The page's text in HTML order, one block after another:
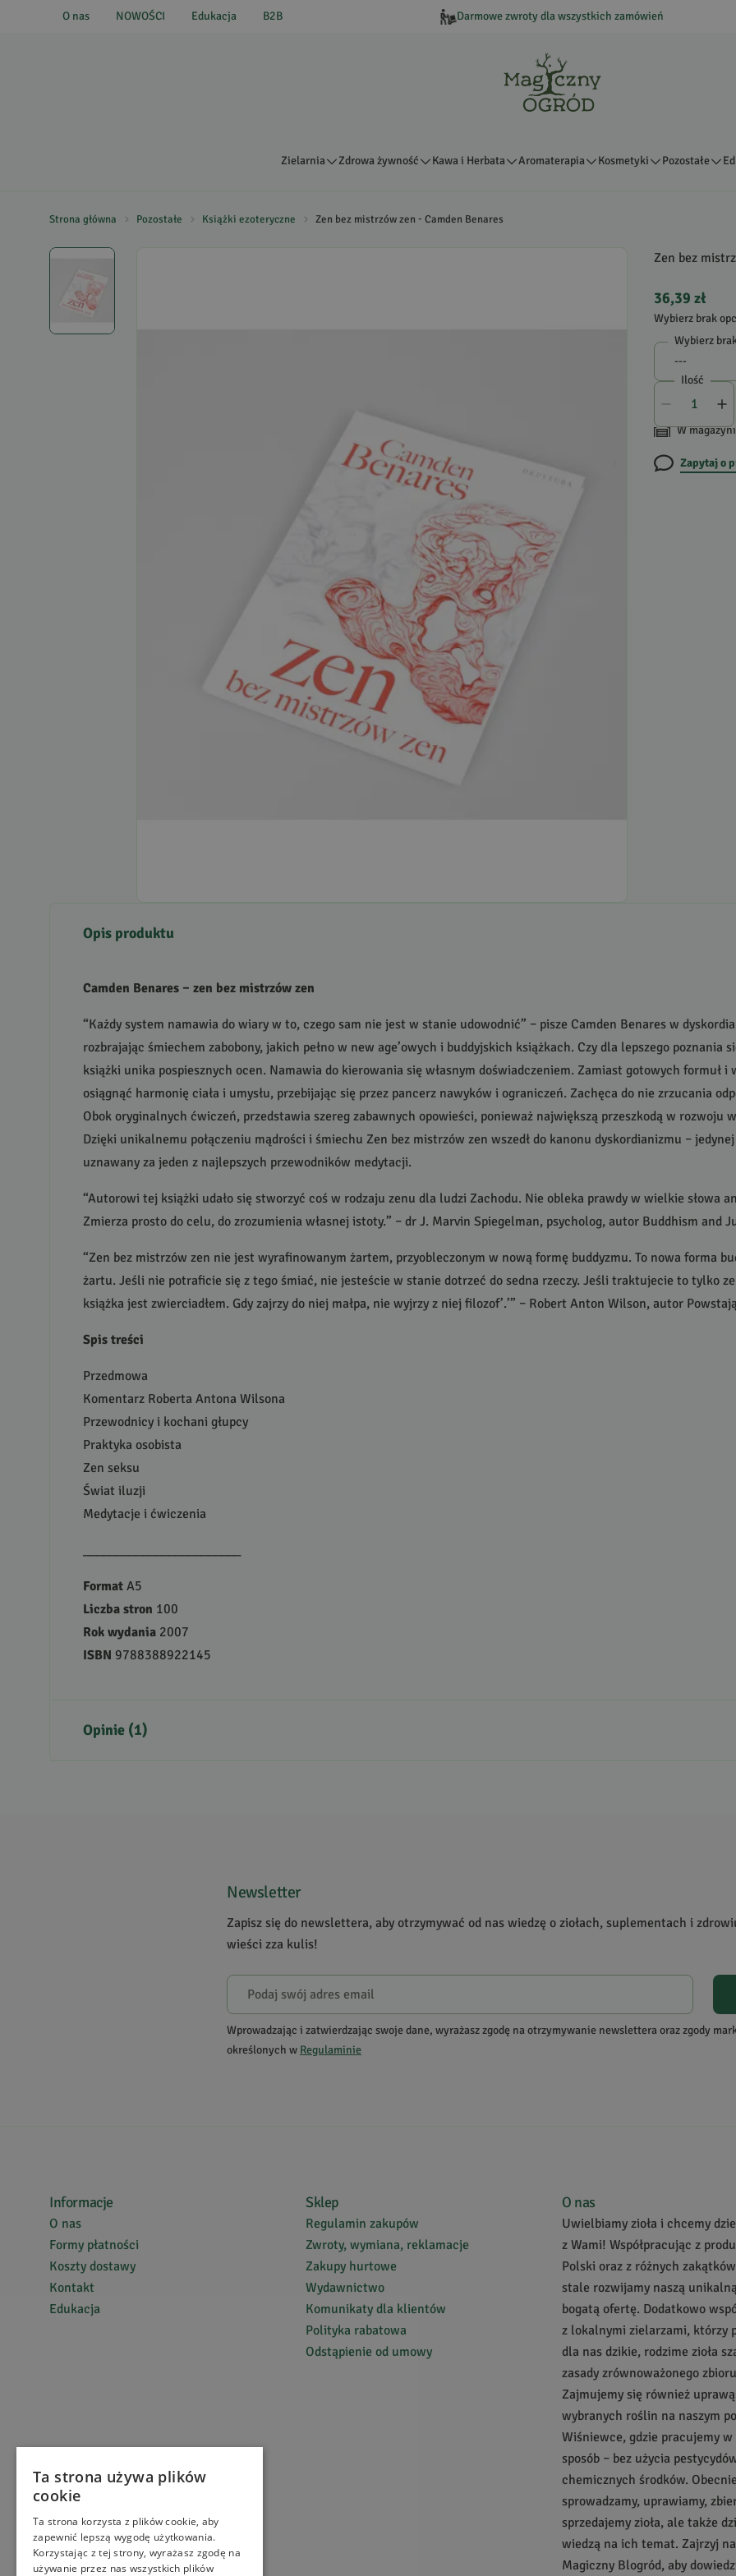
O nas NOWOŚCI Edukacja B2B Darmowe zwroty dla wszystkich zamówień
Zielarnia Zdrowa żywność Kawa i Herbata Aromaterapia Kosmetyki Pozostałe
Strona główna Pozostałe Książki ezoteryczne Zen bez mistrzów zen - Camden Benares
Zen bez
36,39 zł
Wybierz brak
Wybierz
Ilość
W
Zapytaj o
Opis produktu
Camden Benares – zen bez mistrzów zen
“Każdy system namawia do wiary w to, czego sam nie jest w stanie udowodnić” – pisze Camden Benares w
rozbrajając śmiechem zabobony, jakich pełno w new age’owych i buddyjskich książkach. Czy dla lepszego
książki unika pospiesznych ocen. Namawia do kierowania się własnym doświadczeniem. Zamiast gotowych formuł
osiągnąć harmonię ciała i umysłu, przebijając się przez pancerz nawyków i ograniczeń. Zachęca do nie zrzucania
Obok oryginalnych ćwiczeń, przedstawia szereg zabawnych opowieści, ponieważ największą przeszkodą w
Dzięki unikalnemu połączeniu mądrości i śmiechu Zen bez mistrzów zen wszedł do kanonu dyskordianizmu –
uznawany za jeden z najlepszych przewodników medytacji.
“Autorowi tej książki udało się stworzyć coś w rodzaju zenu dla ludzi Zachodu. Nie obleka prawdy w wielkie słowa
Zmierza prosto do celu, do zrozumienia własnej istoty.” – dr J. Marvin Spiegelman, psycholog, autor Buddhism and
“Zen bez mistrzów zen nie jest wyrafinowanym żartem, przyobleczonym w nową formę buddyzmu. To nowa forma
żartu. Jeśli nie potraficie się z tego śmiać, nie jesteście w stanie dotrzeć do sedna rzeczy. Jeśli traktujecie to tylko
książka jest zwierciadłem. Gdy zajrzy do niej małpa, nie wyjrzy z niej filozof’.’” – Robert Anton Wilson, autor
Spis treści
Przedmowa
Komentarz Roberta Antona Wilsona
Przewodnicy i kochani głupcy
Praktyka osobista
Zen seksu
Świat iluzji
Medytacje i ćwiczenia
Format A5
Liczba stron 100
Rok wydania 2007
ISBN 9788388922145
Opinie (1)
W naszej witrynie opinie mogą dodawać tylko osoby, które zakupiły produkt.
Newsletter
Zapisz się do newslettera, aby otrzymywać od nas wiedzę o ziołach, suplementach i
wieści zza kulis!
Wprowadzając i zatwierdzając swoje dane, wyrażasz zgodę na otrzymywanie newslettera oraz zgody
określonych w Regulaminie
Informacje
O nas
Formy płatności
Koszty dostawy
Kontakt
Edukacja
Sklep
Regulamin zakupów
Zwroty, wymiana, reklamacje
Zakupy hurtowe
Wydawnictwo
Komunikaty dla klientów
Polityka rabatowa
Odstąpienie od umowy
O nas
Uwielbiamy zioła i chcemy
z Wami! Współpracując z
Polski oraz z różnych
stale rozwijamy naszą
bogatą ofertę. Dodatkowo
z lokalnymi zielarzami, którzy
dla nas dzikie, rodzime zioła
zasady zrównoważonego
Zajmujemy się również uprawą
wybranych roślin na naszym
Wiśniewce, gdzie pracujemy
sposób – bez użycia
chemicznych środków.
sprowadzamy, uprawiamy,
sprzedajemy zioła, ale także
wiedzą na ich temat. Zajrzyj
Magiczny Blogród, aby
Ta strona używa plików
cookie
Ta strona korzysta z plików cookie, aby
zapewnić lepszą wygodę użytkowania.
Korzystając z tej strony, wyrażasz zgodę na
używanie przez nas wszystkich plików